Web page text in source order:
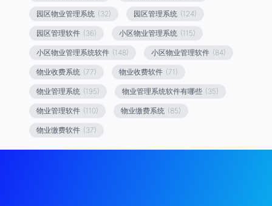
园区物业管理系统 (32) 园区管理系统 (124)
园区管理软件 (36) 小区物业管理系统 (115)
小区物业管理系统软件 (148) 小区物业管理软件 (84)
物业收费系统 (77) 物业收费软件 (71)
物业管理系统 (195) 物业管理系统软件有哪些 (35)
物业管理软件 (110) 物业缴费系统 (85)
物业缴费软件 (37)